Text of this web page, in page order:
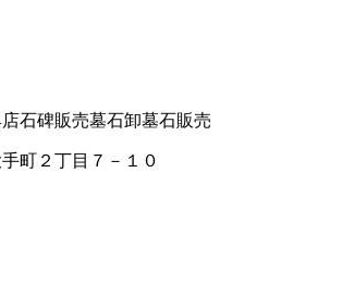
石碑販売墓石卸墓石販売
町２丁目７－１０